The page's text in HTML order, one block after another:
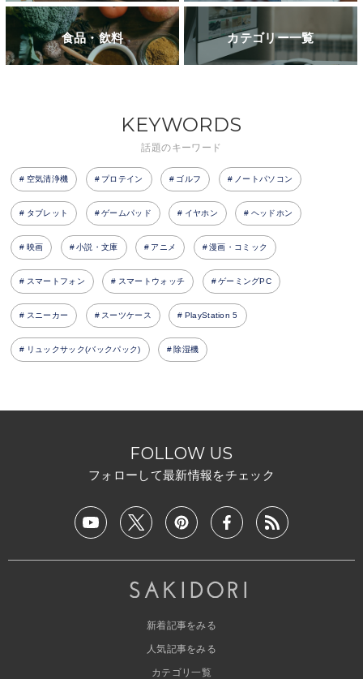
食品・飲料 カテゴリー一覧
KEYWORDS
話題のキーワード
空気清浄機 プロテイン ゴルフ ノートパソコン
タブレット ゲームパッド イヤホン ヘッドホン
映画 小説・文庫 アニメ 漫画・コミック
スマートフォン スマートウォッチ ゲーミングPC
スニーカー スーツケース PlayStation 5
リュックサック(バックパック) 除湿機
FOLLOW US
フォローして最新情報をチェック
新着記事をみる
人気記事をみる
カテゴリ一覧